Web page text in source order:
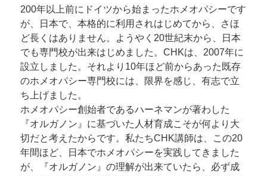
200年以上前にドイツから始まったホメオパシーです
が、日本で、本格的に利用されはじめてから、さほ
ど長くはありません。ようやく20世紀末から、日本
でも専門校が出来はじめました。CHKは、2007年に
設立しました。それより10年ほど前からあった既存
のホメオパシー専門校には、限界を感じ、有志で立
ち上げました。
ホメオパシー創始者であるハーネマンが著わした
『オルガノン』に基づいた人材育成こそが何より大
切だと考えたからです。私たちCHK講師は、この20
年間ほど、日本でホメオパシーを実践してきました
が、『オルガノン』の理解が出来ていたら、必ず成